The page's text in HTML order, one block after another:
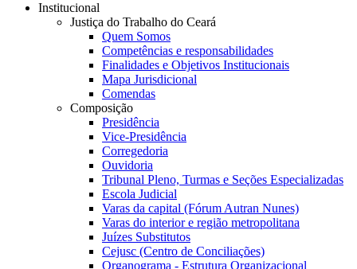
Institucional
Justiça do Trabalho do Ceará
Quem Somos
Competências e responsabilidades
Finalidades e Objetivos Institucionais
Mapa Jurisdicional
Comendas
Composição
Presidência
Vice-Presidência
Corregedoria
Ouvidoria
Tribunal Pleno, Turmas e Seções Especializadas
Escola Judicial
Varas da capital (Fórum Autran Nunes)
Varas do interior e região metropolitana
Juízes Substitutos
Cejusc (Centro de Conciliações)
Organograma - Estrutura Organizacional